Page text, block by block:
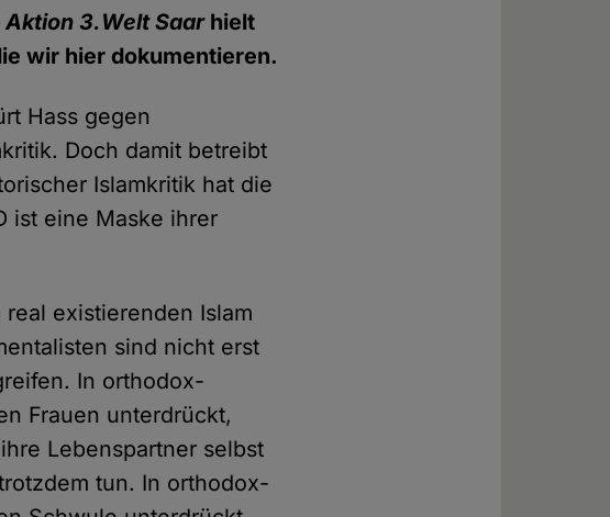
Aktion 3.Welt Saarhielt
wir hier dokumentieren.
Hass gegen
Doch damit betreibt
Islamkritik hat die
ist eine Maske ihrer
existierenden Islam
sind nicht erst
In orthodox-
Frauen unterdrückt,
Lebenspartner selbst
tun. In orthodox-